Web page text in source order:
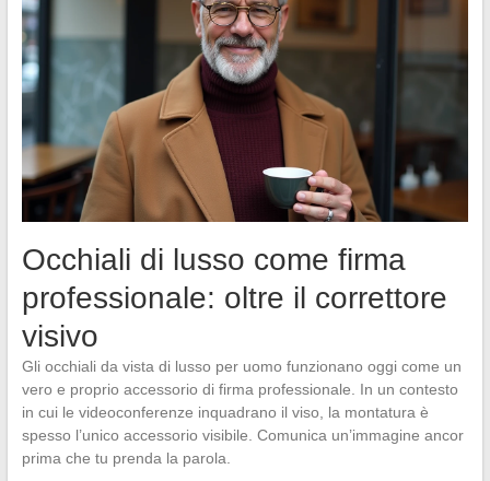
Occhiali di lusso come firma
professionale: oltre il correttore
visivo
Gli occhiali da vista di lusso per uomo funzionano oggi come un
vero e proprio accessorio di firma professionale. In un contesto
in cui le videoconferenze inquadrano il viso, la montatura è
spesso l’unico accessorio visibile. Comunica un’immagine ancor
prima che tu prenda la parola.